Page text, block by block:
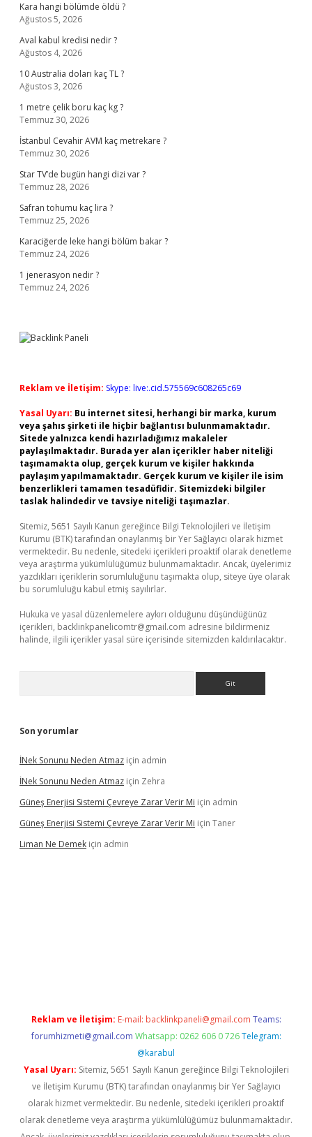
Kara hangi bölümde öldü ?
Ağustos 5, 2026
Aval kabul kredisi nedir ?
Ağustos 4, 2026
10 Australia doları kaç TL ?
Ağustos 3, 2026
1 metre çelik boru kaç kg ?
Temmuz 30, 2026
İstanbul Cevahir AVM kaç metrekare ?
Temmuz 30, 2026
Star TV’de bugün hangi dizi var ?
Temmuz 28, 2026
Safran tohumu kaç lira ?
Temmuz 25, 2026
Karaciğerde leke hangi bölüm bakar ?
Temmuz 24, 2026
1 jenerasyon nedir ?
Temmuz 24, 2026
Reklam ve İletişim: Skype: live:.cid.575569c608265c69
Yasal Uyarı: Bu internet sitesi, herhangi bir marka, kurum
veya şahıs şirketi ile hiçbir bağlantısı bulunmamaktadır.
Sitede yalnızca kendi hazırladığımız makaleler
paylaşılmaktadır. Burada yer alan içerikler haber niteliği
taşımamakta olup, gerçek kurum ve kişiler hakkında
paylaşım yapılmamaktadır. Gerçek kurum ve kişiler ile isim
benzerlikleri tamamen tesadüfidir. Sitemizdeki bilgiler
taslak halindedir ve tavsiye niteliği taşımazlar.
Sitemiz, 5651 Sayılı Kanun gereğince Bilgi Teknolojileri ve İletişim
Kurumu (BTK) tarafından onaylanmış bir Yer Sağlayıcı olarak hizmet
vermektedir. Bu nedenle, sitedeki içerikleri proaktif olarak denetleme
veya araştırma yükümlülüğümüz bulunmamaktadır. Ancak, üyelerimiz
yazdıkları içeriklerin sorumluluğunu taşımakta olup, siteye üye olarak
bu sorumluluğu kabul etmiş sayılırlar.
Hukuka ve yasal düzenlemelere aykırı olduğunu düşündüğünüz
içerikleri, backlinkpanelicomtr@gmail.com adresine bildirmeniz
halinde, ilgili içerikler yasal süre içerisinde sitemizden kaldırılacaktır.
Son yorumlar
İNek Sonunu Neden Atmaz için admin
İNek Sonunu Neden Atmaz için Zehra
Güneş Enerjisi Sistemi Çevreye Zarar Verir Mi için admin
Güneş Enerjisi Sistemi Çevreye Zarar Verir Mi için Taner
Liman Ne Demek için admin
Reklam ve İletişim: E-mail: backlinkpaneli@gmail.com Teams:
forumhizmeti@gmail.com Whatsapp: 0262 606 0 726 Telegram:
@karabul
Yasal Uyarı: Sitemiz, 5651 Sayılı Kanun gereğince Bilgi Teknolojileri
ve İletişim Kurumu (BTK) tarafından onaylanmış bir Yer Sağlayıcı
olarak hizmet vermektedir. Bu nedenle, sitedeki içerikleri proaktif
olarak denetleme veya araştırma yükümlülüğümüz bulunmamaktadır.